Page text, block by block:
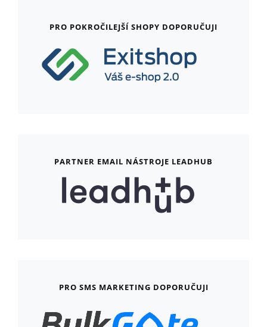
PRO POKROČILEJŠÍ SHOPY DOPORUČUJI
PARTNER EMAIL NÁSTROJE LEADHUB
PRO SMS MARKETING DOPORUČUJI